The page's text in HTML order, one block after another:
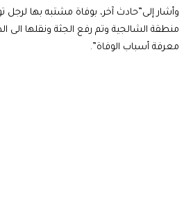
منطقة الشالجية وتم رفع الجثة ونقلها
معرفة أسباب الوفاة”.